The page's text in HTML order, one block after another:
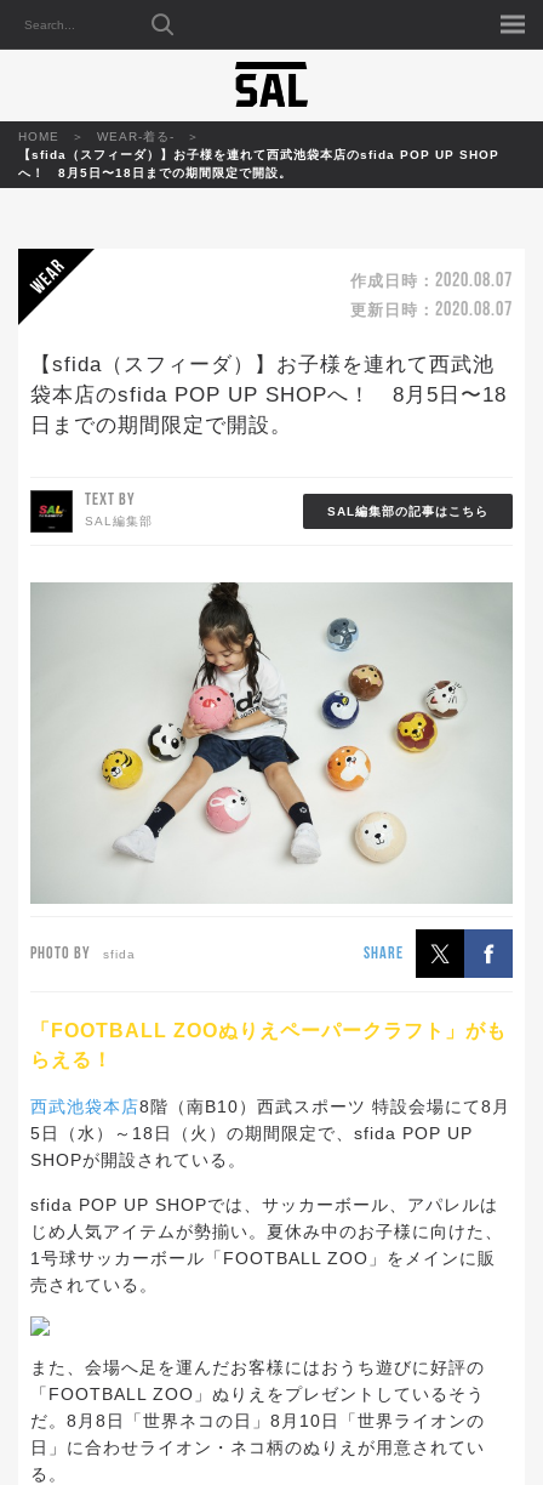
HOME
WEAR-着る-
【sfida（スフィーダ）】お子様を連れて西武池袋本店のsfida POP UP SHOP
へ！ 8月5日〜18日までの期間限定で開設。
作成日時： 2020.08.07
更新日時： 2020.08.07
【sfida（スフィーダ）】お子様を連れて西武池
袋本店のsfida POP UP SHOPへ！ 8月5日〜18
日までの期間限定で開設。
TEXT BY
SAL編集部
SAL編集部の記事はこちら
PHOTO BY sfida SHARE
「FOOTBALL ZOOぬりえペーパークラフト」がも
らえる！
西武池袋本店8階（南B10）西武スポーツ 特設会場にて8月
5日（水）～18日（火）の期間限定で、sfida POP UP
SHOPが開設されている。
sfida POP UP SHOPでは、サッカーボール、アパレルは
じめ人気アイテムが勢揃い。夏休み中のお子様に向けた、
1号球サッカーボール「FOOTBALL ZOO」をメインに販
売されている。
また、会場へ足を運んだお客様にはおうち遊びに好評の
「FOOTBALL ZOO」ぬりえをプレゼントしているそう
だ。8月8日「世界ネコの日」8月10日「世界ライオンの
日」に合わせライオン・ネコ柄のぬりえが用意されてい
る。